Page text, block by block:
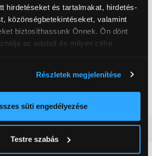
hirdetéseket és tartalmakat, hirdetés-
közönségbetekintéseket, valamint
biztosíthassunk Önnek. Ön dönt
az adatait és milyen célra.
pár méteres pontossággal
beazonosítása annak konkrét
meg preferenciáit aRészletek
Részletek megjelenítése
süti engedélyezése
Testre szabás
76,5 cm
130,5 cm
9 cm
14,56 kg
Fekete
Igen
Igen